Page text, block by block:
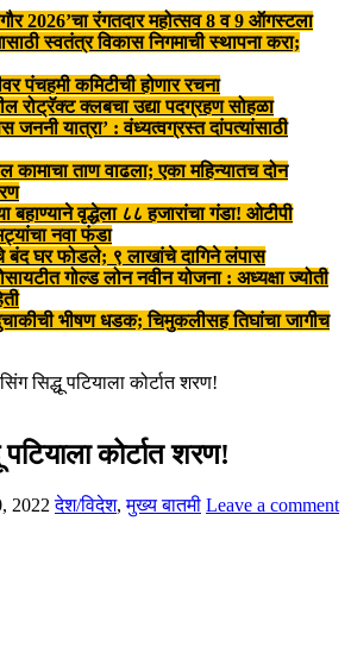
2026’चा रंगतदार महोत्सव 8 व 9 ऑगस्टला
स्वतंत्र विकास निगमाची स्थापना करा;
पंचहमी कमिटीची होणार रचना
रोट्रॅक्ट क्लबचा उद्या पदग्रहण सोहळा
जननी यात्रा’ : वंध्यत्वग्रस्त दांपत्यांसाठी
कामाचा ताण वाढला; एका महिन्यातच दोन
बहाण्याने वृद्धेला ८८ हजारांचा गंडा! ओटीपी
नवा फंडा
बंद घर फोडले; ९ लाखांचे दागिने लंपास
गोल्ड लोन नवीन योजना : अध्यक्षा ज्योती
भीषण धडक; चिमुकलीसह तिघांचा जागीच
सिद्धू पटियाला कोर्टात शरण!
कोर्टात शरण!
2022 देश/विदेश,मुख्य बातमी Leave a comment